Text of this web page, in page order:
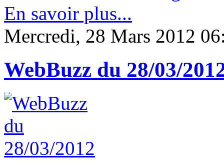
En savoir plus...
Mercredi, 28 Mars 2012
WebBuzz du 28/03/